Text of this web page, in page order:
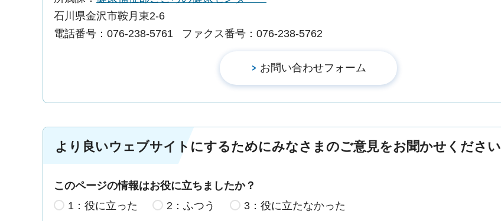
石川県金沢市鞍月東2-6
電話番号：076-238-5761
ファクス番号：076-238-5762
より良いウェブサイトにするためにみなさまのご意見をお聞かせください
このページの情報はお役に立ちましたか？
1：役に立った
2：ふつう 3：役に立たなかった